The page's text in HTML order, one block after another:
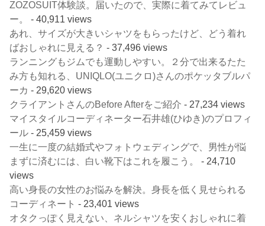
ZOZOSUIT体験談。届いたので、実際に着てみてレビュ
ー。
- 40,911 views
あれ、サイズが大きいシャツをもらったけど、どう着れ
ばおしゃれに見える？ - 37,496 views
ランニングもジムでも運動しやすい。２分で出来るたた
み方も知れる、UNIQLO(ユニクロ)さんのポケッタブルパ
ーカ - 29,620 views
クライアントさんのBefore Afterをご紹介 - 27,234 views
マイスタイルコーディネーター石井雄(ひゆき)のプロフィ
ール - 25,459 views
一生に一度の結婚式やフォトウェディングで、男性が悩
まずに済むには、白い靴下はこれを履こう。
- 24,710
views
高い身長の女性のお悩みを解決。身長を低く見せられる
コーディネート - 23,401 views
オタクっぽく見えない、ネルシャツを安くおしゃれに着